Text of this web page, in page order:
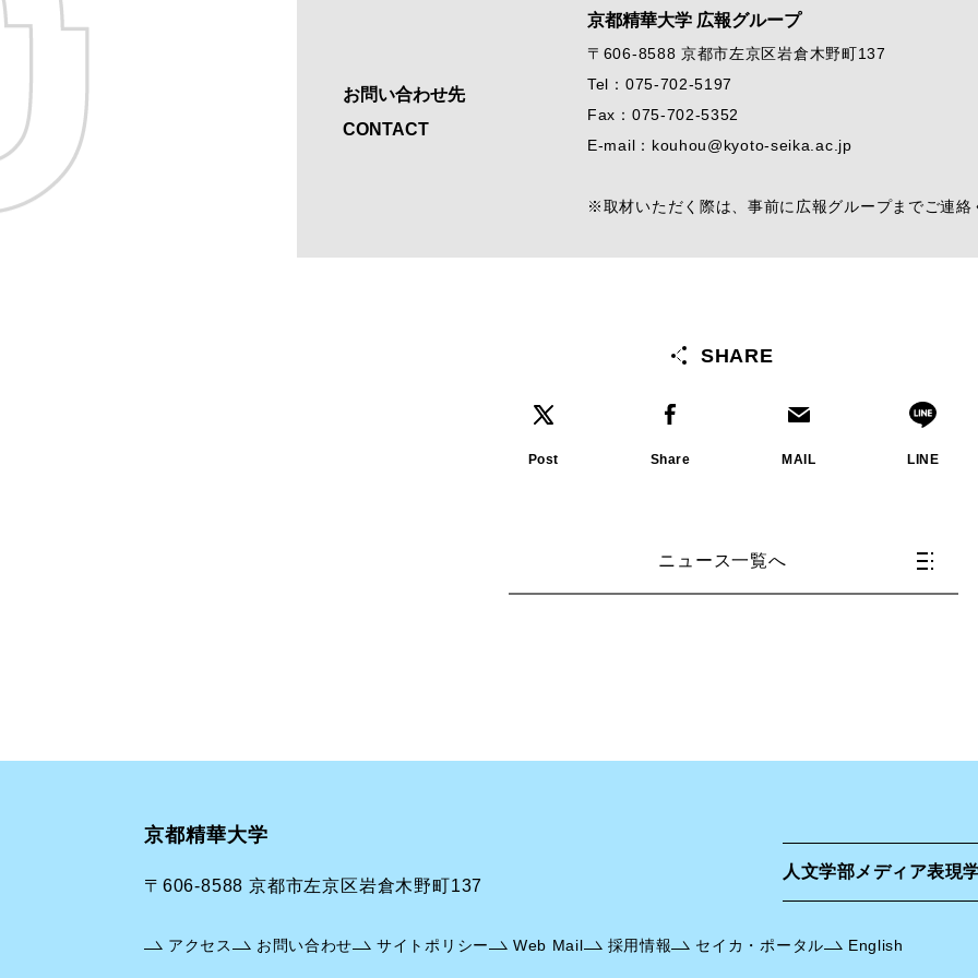
お問い合わせ先
CONTACT
京都精華大学 広報グループ
〒606-8588 京都市左京区岩倉木野町137
Tel：075-702-5197
Fax：075-702-5352
E-mail：kouhou@kyoto-seika.ac.jp
※取材いただく際は、事前に広報グループまでご連絡
SHARE
Post Share MAIL LINE
ニュース一覧へ
京都精華大学
〒606-8588 京都市左京区岩倉木野町137
人文学部メディア表現
アクセス お問い合わせ サイトポリシー Web Mail 採用情報 セイカ・ポータル English